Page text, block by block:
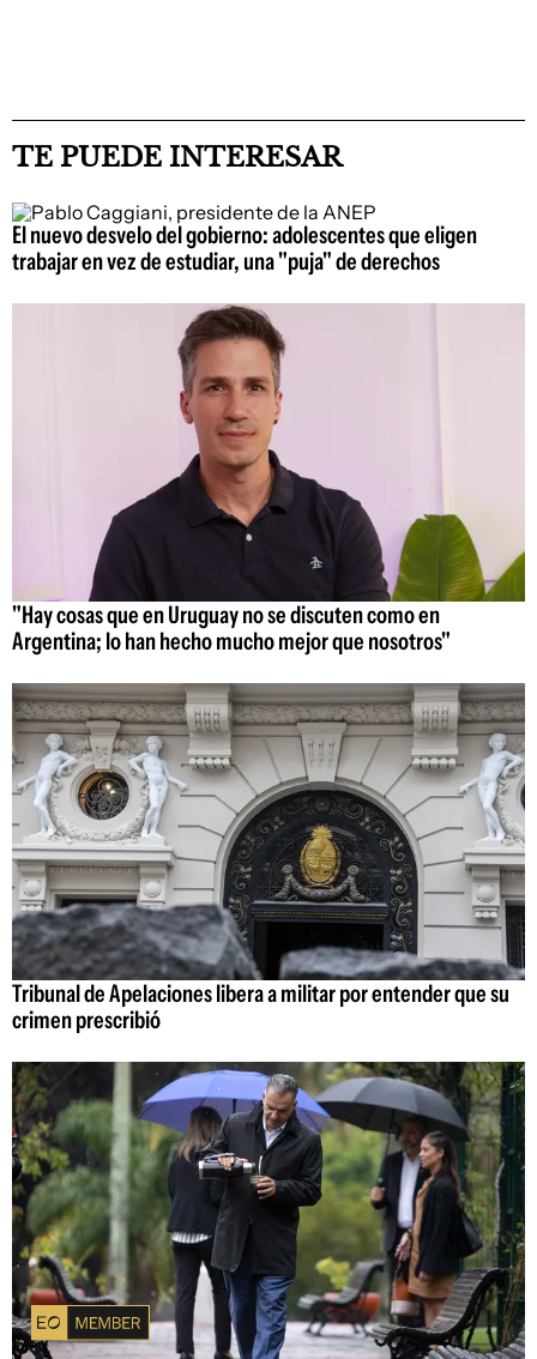
TE PUEDE INTERESAR
El nuevo desvelo del gobierno: adolescentes que eligen
trabajar en vez de estudiar, una "puja" de derechos
"Hay cosas que en Uruguay no se discuten como en
Argentina; lo han hecho mucho mejor que nosotros"
Tribunal de Apelaciones libera a militar por entender que su
crimen prescribió